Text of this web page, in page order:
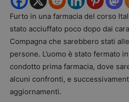
Furto in una farmacia del corso
stato acciuffato poco dopo dai
Compagna che sarebbero stati
persone. L’uomo è stato fermato
condotto prima farmacia, dove
alcuni confronti, e
aggiornamenti.